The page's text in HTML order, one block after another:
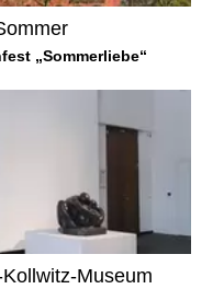
„Sommerliebe“
Museum